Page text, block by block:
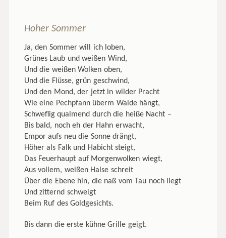
Hoher Sommer
Ja, den Sommer will ich loben,
Grünes Laub und weißen Wind,
Und die weißen Wolken oben,
Und die Flüsse, grün geschwind,
Und den Mond, der jetzt in wilder Pracht
Wie eine Pechpfann überm Walde hängt,
Schweflig qualmend durch die heiße Nacht –
Bis bald, noch eh der Hahn erwacht,
Empor aufs neu die Sonne drängt,
Höher als Falk und Habicht steigt,
Das Feuerhaupt auf Morgenwolken wiegt,
Aus vollem, weißen Halse schreit
Über die Ebene hin, die naß vom Tau noch liegt
Und zitternd schweigt
Beim Ruf des Goldgesichts.
Bis dann die erste kühne Grille geigt.